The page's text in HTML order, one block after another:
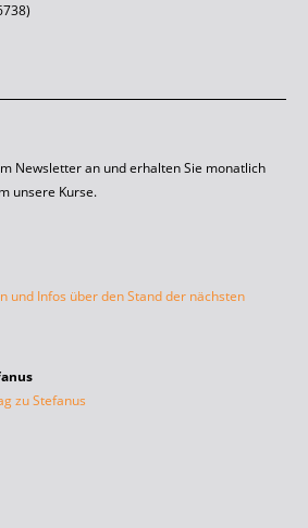
Newsletter an und erhalten Sie monatlich
unsere Kurse.
und Infos über den Stand der nächsten
zu Stefanus